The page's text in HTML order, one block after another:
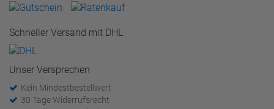
Schneller Versand mit DHL
Unser Versprechen
Kein Mindestbestellwert
30 Tage Widerrufsrecht